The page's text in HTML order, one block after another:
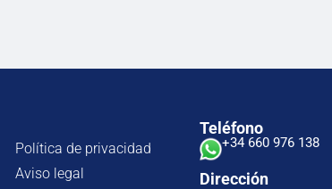
Política de privacidad
Aviso legal
Teléfono
+34 660 976 138
Dirección